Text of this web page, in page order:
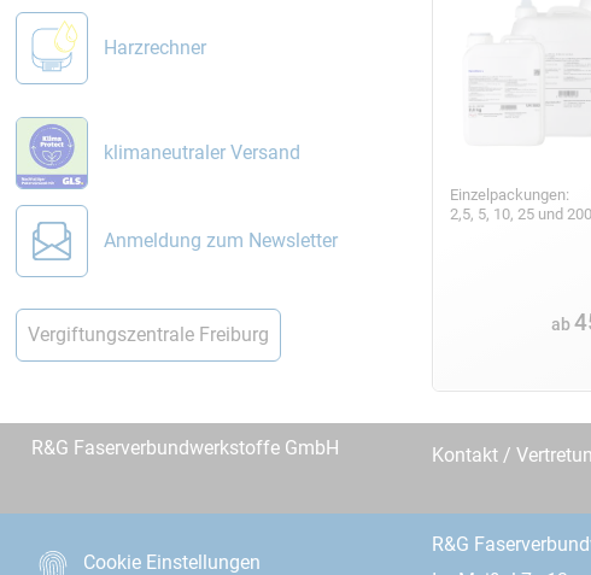
Harzrechner
klimaneutraler Versand
Anmeldung zum Newsletter
Vergiftungszentrale Freiburg
Einzelpackungen:
2,5, 5, 10, 25 und
ab
R&G Faserverbundwerkstoffe GmbH Kontakt /
Cookie Einstellungen
R&G